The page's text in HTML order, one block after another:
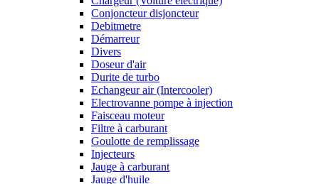
Conjoncteur disjoncteur
Debitmetre
Démarreur
Divers
Doseur d'air
Durite de turbo
Echangeur air (Intercooler)
Electrovanne pompe à injection
Faisceau moteur
Filtre à carburant
Goulotte de remplissage
Injecteurs
Jauge à carburant
Jauge d'huile